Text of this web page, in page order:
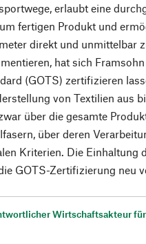
erlaubt eine
fertigen Produkt und
direkt und unmittelbar
hat sich
(GOTS) zertifizieren
von Textilien aus
über die gesamte
über deren
Kriterien. Die Einhaltung
GOTS-Zertifizierung neu
Wirtschaftsakteur für